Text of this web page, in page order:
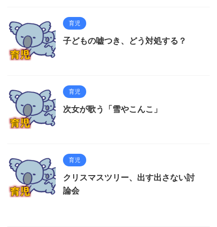
育児
子どもの嘘つき、どう対処する？
育児
次女が歌う「雪やこんこ」
育児
クリスマスツリー、出す出さない討
論会